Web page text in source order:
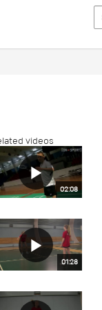
videos
02:08
01:28